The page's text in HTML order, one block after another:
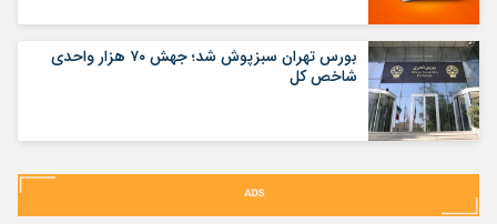
بورس تهران سبزپوش شد؛ جهش ۷۰ هزار واحدی
شاخص کل